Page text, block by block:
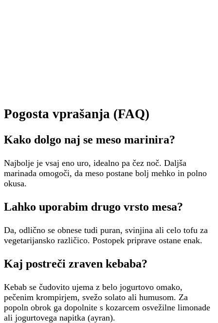
Pogosta vprašanja (FAQ)
Kako dolgo naj se meso marinira?
Najbolje je vsaj eno uro, idealno pa čez noč. Daljša
marinada omogoči, da meso postane bolj mehko in polno
okusa.
Lahko uporabim drugo vrsto mesa?
Da, odlično se obnese tudi puran, svinjina ali celo tofu za
vegetarijansko različico. Postopek priprave ostane enak.
Kaj postreči zraven kebaba?
Kebab se čudovito ujema z belo jogurtovo omako,
pečenim krompirjem, svežo solato ali humusom. Za
popoln obrok ga dopolnite s kozarcem osvežilne limonade
ali jogurtovega napitka (ayran).